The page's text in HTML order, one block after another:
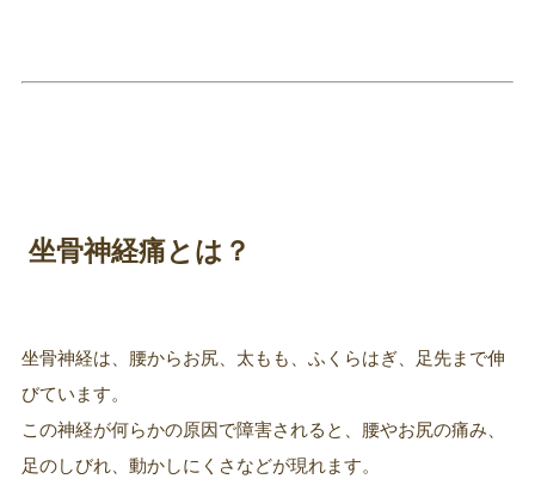
坐骨神経痛とは？
坐骨神経は、腰からお尻、太もも、ふくらはぎ、足先まで伸
びています。
この神経が何らかの原因で障害されると、腰やお尻の痛み、
足のしびれ、動かしにくさなどが現れます。